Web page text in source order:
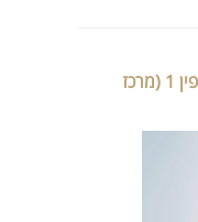
כתובת : טירת הכרמל , רח’ הדולפין 1 (מרכז